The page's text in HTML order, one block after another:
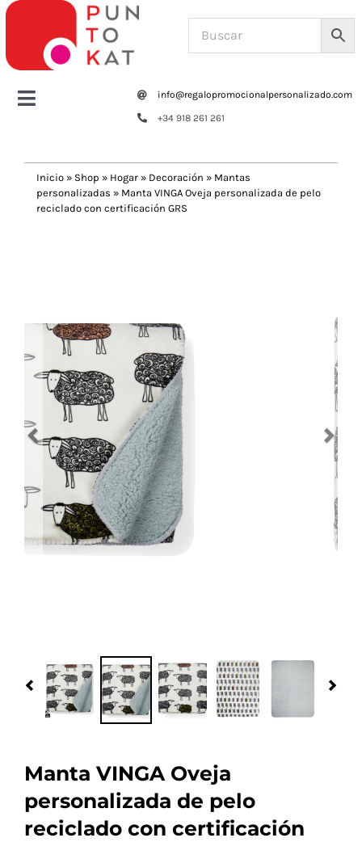
Saltar
contenido
Toggle
Tazas y botellas
Escritura
Navidad 🎄 Invierno
Tecnología
Más Regalos
info@regalopromocionalpersonalizado.com
+34 918 261 261
Inicio » Shop » Hogar » Decoración » Mantas
personalizadas » Manta VINGA Oveja personalizada de pelo
reciclado con certificación GRS
Previous
Manta VINGA Oveja
personalizada de pelo
reciclado con certificación